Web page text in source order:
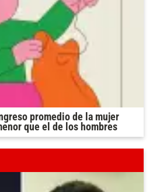
promedio de la mujer
que el de los hombres